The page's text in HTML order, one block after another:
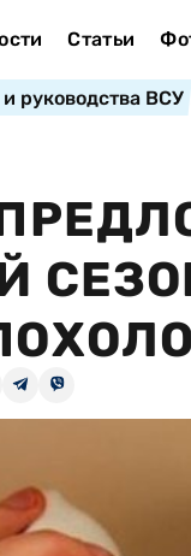
Статьи
руководства ВСУ